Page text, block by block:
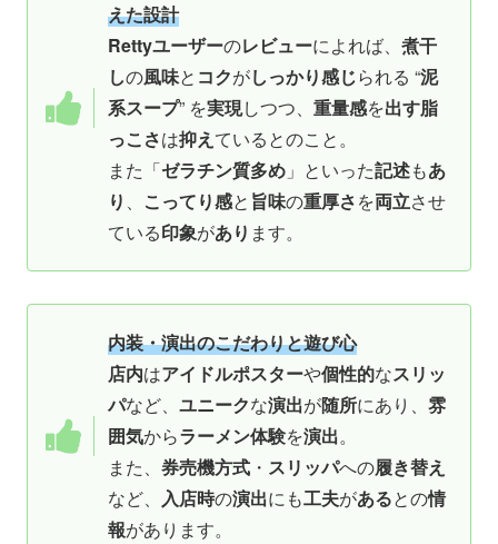
えた設計
Rettyユーザーのレビューによれば、 煮干
しの風味と コクがしっかり感じられる “泥
系スープ” を実現しつつ、 重量感を出す脂
っこさは抑え ているとのこと。
また「ゼラチン質多め 」といった記述もあ
り 、 こってり感と 旨味の重厚さを両立させ
ている印象があり ます。
内装・演出のこだわりと遊び心
店内はアイドルポスターや個性的なスリッ
パなど、 ユニークな演出が随所にあり、 雰
囲気からラーメン体験を演出。
また、 券売機方式 ・ スリッパへの履き替え
など、 入店時の演出にも工夫があるとの情
報があります。